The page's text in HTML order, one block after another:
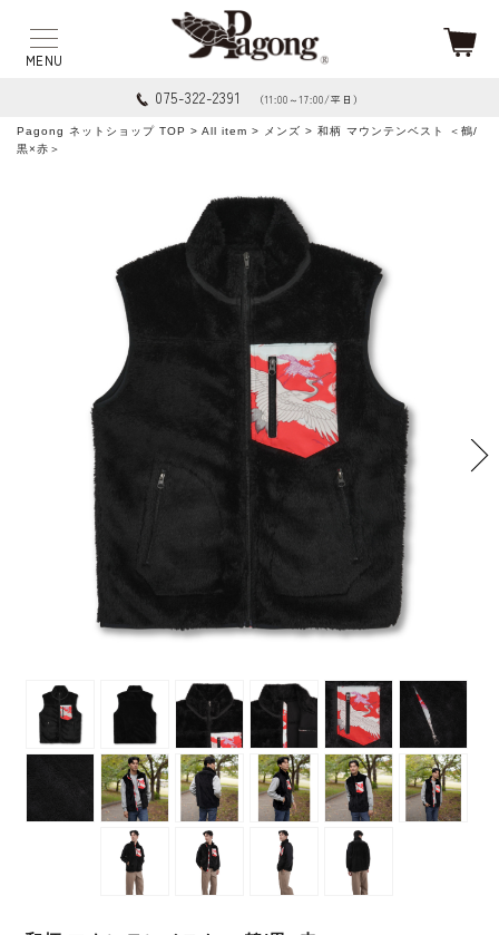
075-322-2391 （11:00～17:00/平日）
Pagong ネットショップ TOP > All item > メンズ > 和柄 マウンテンベスト ＜鶴/
黒×赤＞